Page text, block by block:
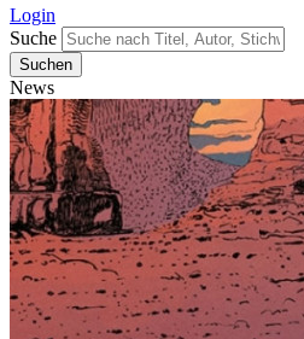
Login
Suche
News